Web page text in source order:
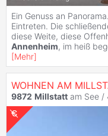
Ein Genuss an
Eintreten. Die
diese Weite, diese
Annenheim, im heiß
[Mehr]
9872 Millstatt am See /